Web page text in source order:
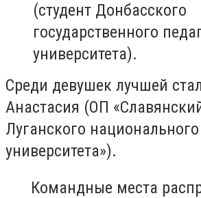
(студент Донбасского
государственного
университета).
Среди девушек лучшей
Анастасия (ОП
Луганского
университета»).
Командные места